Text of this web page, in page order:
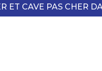
ET CAVE PAS CHER